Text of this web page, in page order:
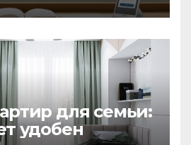
для семьи:
удобен